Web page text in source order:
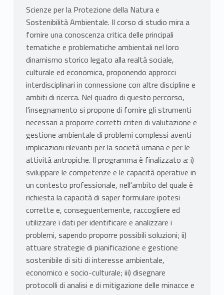
Scienze per la Protezione della Natura e
Sostenibilità Ambientale. Il corso di studio mira a
fornire una conoscenza critica delle principali
tematiche e problematiche ambientali nel loro
dinamismo storico legato alla realtà sociale,
culturale ed economica, proponendo approcci
interdisciplinari in connessione con altre discipline e
ambiti di ricerca. Nel quadro di questo percorso,
l'insegnamento si propone di fornire gli strumenti
necessari a proporre corretti criteri di valutazione e
gestione ambientale di problemi complessi aventi
implicazioni rilevanti per la società umana e per le
attività antropiche. Il programma è finalizzato a: i)
sviluppare le competenze e le capacità operative in
un contesto professionale, nell'ambito del quale è
richiesta la capacità di saper formulare ipotesi
corrette e, conseguentemente, raccogliere ed
utilizzare i dati per identificare e analizzare i
problemi, sapendo proporre possibili soluzioni; ii)
attuare strategie di pianificazione e gestione
sostenibile di siti di interesse ambientale,
economico e socio-culturale; iii) disegnare
protocolli di analisi e di mitigazione delle minacce e